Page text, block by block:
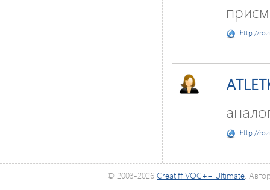
http://
http://
© 2003-2026 Creatiff VOC++ Ultimate.